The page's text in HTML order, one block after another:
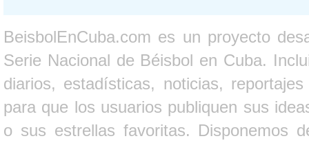
BeisbolEnCuba.com es un proyecto
Serie Nacional de Béisbol en Cuba.
diarios, estadísticas, noticias,
para que los usuarios publiquen sus
o sus estrellas favoritas. Disponemos